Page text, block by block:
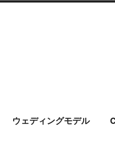
カリ
ウェディングモデル